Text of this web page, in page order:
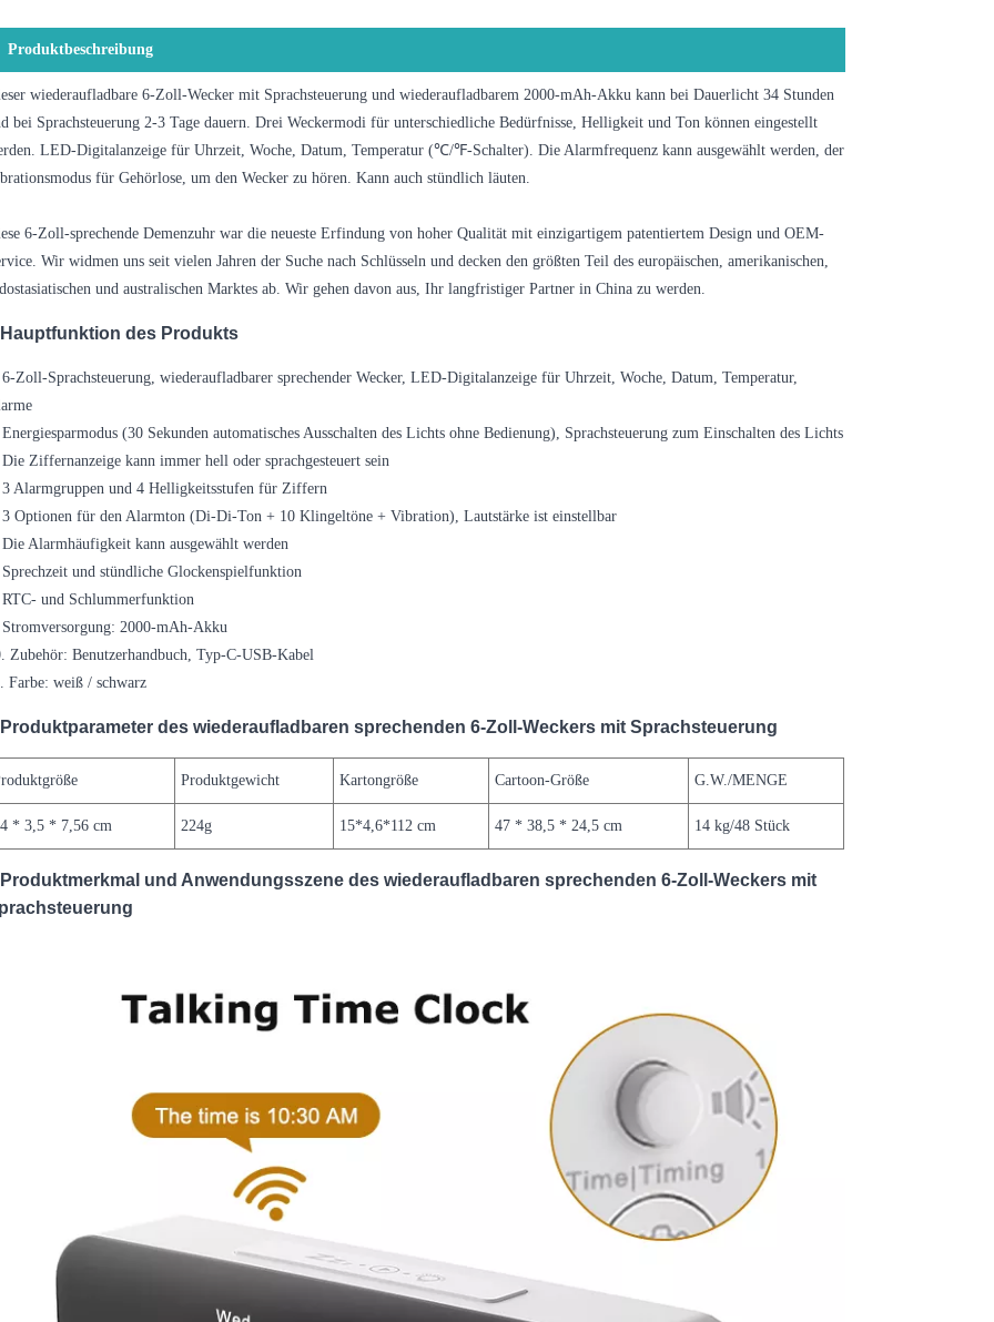
Produktbeschreibung
wiederaufladbare 6-Zoll-Wecker mit Sprachsteuerung und wiederaufladbarem 2000-mAh-Akku kann bei Dauerlicht 34 Stunden
bei Sprachsteuerung 2-3 Tage dauern. Drei Weckermodi für unterschiedliche Bedürfnisse, Helligkeit und Ton können eingestellt
LED-Digitalanzeige für Uhrzeit, Woche, Datum, Temperatur (℃/℉-Schalter). Die Alarmfrequenz kann ausgewählt werden, der
für Gehörlose, um den Wecker zu hören. Kann auch stündlich läuten.
6-Zoll-sprechende Demenzuhr war die neueste Erfindung von hoher Qualität mit einzigartigem patentiertem Design und OEM-
Wir widmen uns seit vielen Jahren der Suche nach Schlüsseln und decken den größten Teil des europäischen, amerikanischen,
und australischen Marktes ab. Wir gehen davon aus, Ihr langfristiger Partner in China zu werden.
Hauptfunktion des Produkts
Zoll-Sprachsteuerung, wiederaufladbarer sprechender Wecker, LED-Digitalanzeige für Uhrzeit, Woche, Datum, Temperatur,
(30 Sekunden automatisches Ausschalten des Lichts ohne Bedienung), Sprachsteuerung zum Einschalten des Lichts
Ziffernanzeige kann immer hell oder sprachgesteuert sein
Alarmgruppen und 4 Helligkeitsstufen für Ziffern
Optionen für den Alarmton (Di-Di-Ton + 10 Klingeltöne + Vibration), Lautstärke ist einstellbar
Alarmhäufigkeit kann ausgewählt werden
und stündliche Glockenspielfunktion
und Schlummerfunktion
2000-mAh-Akku
Zubehör: Benutzerhandbuch, Typ-C-USB-Kabel
Farbe: weiß / schwarz
Produktparameter des wiederaufladbaren sprechenden 6-Zoll-Weckers mit Sprachsteuerung
Produktgewicht Kartongröße Cartoon-Größe G.W./MENGE
* 3,5 * 7,56 cm 224g 15*4,6*112 cm 47 * 38,5 * 24,5 cm 14 kg/48 Stück
Produktmerkmal und Anwendungsszene des wiederaufladbaren sprechenden 6-Zoll-Weckers mit